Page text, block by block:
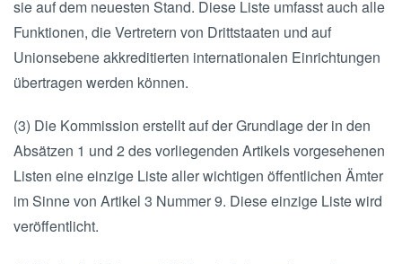
sie auf dem neuesten Stand. Diese Liste umfasst auch alle
Funktionen, die Vertretern von Drittstaaten und auf
Unionsebene akkreditierten internationalen Einrichtungen
übertragen werden können.
(3) Die Kommission erstellt auf der Grundlage der in den
Absätzen 1 und 2 des vorliegenden Artikels vorgesehenen
Listen eine einzige Liste aller wichtigen öffentlichen Ämter
im Sinne von Artikel 3 Nummer 9. Diese einzige Liste wird
veröffentlicht.